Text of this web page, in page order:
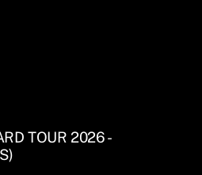
TOUR 2026 -